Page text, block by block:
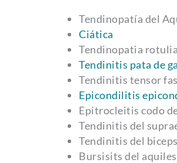
Tendinopatía del
Ciática
Tendinopatia
Tendinitis pata de
Tendinitis tensor
Epicondilitis
Epitrocleitis codo
Tendinitis del
Tendinitis del
Bursisits del aquiles